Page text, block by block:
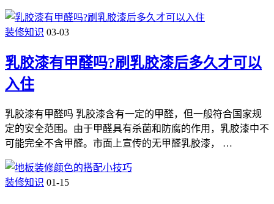
装修知识 03-03
乳胶漆有甲醛吗?刷乳胶漆后多久才可以
入住
乳胶漆有甲醛吗 乳胶漆含有一定的甲醛，但一般符合国家规
定的安全范围。由于甲醛具有杀菌和防腐的作用，乳胶漆中不
可能完全不含甲醛。市面上宣传的无甲醛乳胶漆， …
装修知识 01-15